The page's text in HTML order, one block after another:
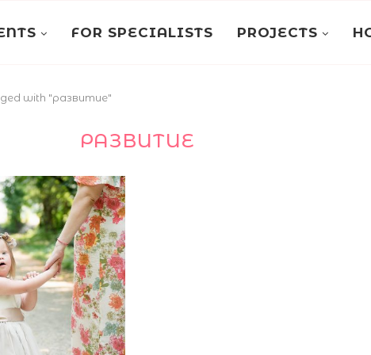
FOR SPECIALISTS PROJECTS
with "развитие"
РАЗВИТИЕ